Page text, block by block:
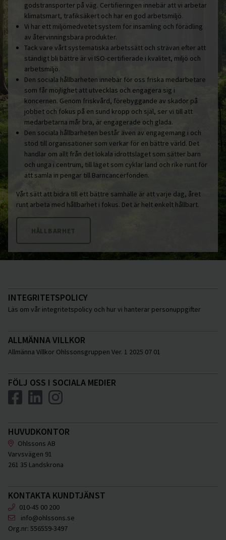
godstransporter på väg. Certifieringen innebär att vi arbetar
klimatsmart, trafiksäkert och har en god arbetsmiljö.
Vi har ett miljömedvetet system för insamling och förädling
av återvinningsbara produkter.
Tack vare vårt systematiska arbetssätt och strävan efter att
ständigt bli bättre är vi ISO-certifierade i kvalitet, miljö och
arbetsmiljö.
Den sociala hållbarheten innebär för oss friska medarbetare
som får möjlighet att utvecklas och engagera sig i
koncernen. Genom friskvård, förebyggande av skador på
jobbet och fokus på en sund kropp och själ, ser vi till att
medarbetarna mår bra, är engagerade och glada.
Den sociala hållbarheten består även av engagemang i och
stöd till organisationer som verkar för en bättre värld. Det
handlar om allt från det lokala idrottslaget som sätter barn
och unga i centrum, till laget som cyklar land och rike runt för
att samla in pengar till Barncancerfonden.
Vårt sätt att bidra till ett bättre samhälle är att varje dag, året
runt arbeta med hållbarhet i fokus. Det är helt enkelt hållbart.
HÅLLBARHET
INTEGRITETSPOLICY
Läs om vår integritetspolicy och hur vi hanterar personuppgifter
ALLMÄNNA VILLKOR
Allmänna Villkor Ohlssonsgruppen Ver. 1 2025 07 01
FÖLJ OSS I SOCIALA MEDIER
HUVUDKONTOR
Ohlssons AB
Varvsvägen 91
261 35 Landskrona
KONTAKTA KUNDTJÄNST
010-45 00 200
info@ohlssons.se
Org.nr: 556559-3497